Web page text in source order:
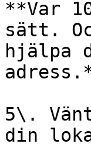
**Var
sätt.
hjälpa
5\.
din